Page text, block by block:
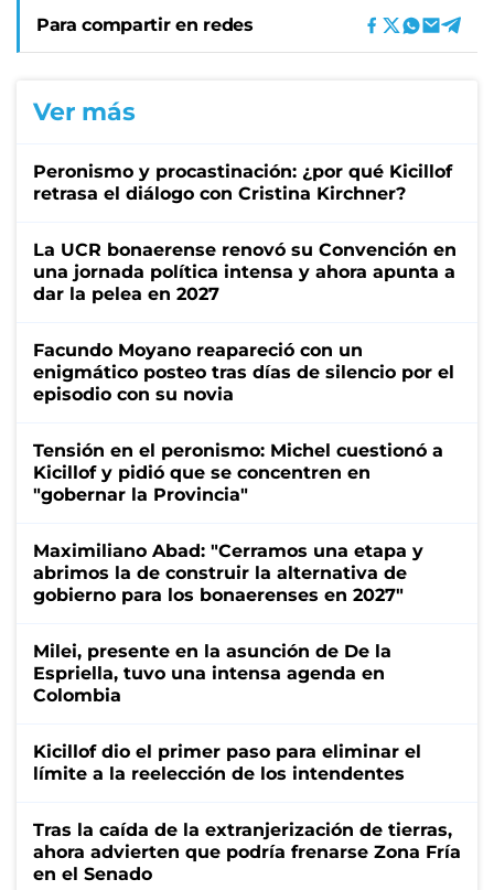
Para compartir en redes
Ver más
Peronismo y procastinación: ¿por qué Kicillof
retrasa el diálogo con Cristina Kirchner?
La UCR bonaerense renovó su Convención en
una jornada política intensa y ahora apunta a
dar la pelea en 2027
Facundo Moyano reapareció con un
enigmático posteo tras días de silencio por el
episodio con su novia
Tensión en el peronismo: Michel cuestionó a
Kicillof y pidió que se concentren en
"gobernar la Provincia"
Maximiliano Abad: "Cerramos una etapa y
abrimos la de construir la alternativa de
gobierno para los bonaerenses en 2027"
Milei, presente en la asunción de De la
Espriella, tuvo una intensa agenda en
Colombia
Kicillof dio el primer paso para eliminar el
límite a la reelección de los intendentes
Tras la caída de la extranjerización de tierras,
ahora advierten que podría frenarse Zona Fría
en el Senado